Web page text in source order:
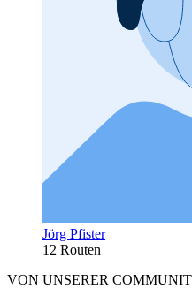
Jörg Pfister
12 Routen
VON UNSERER